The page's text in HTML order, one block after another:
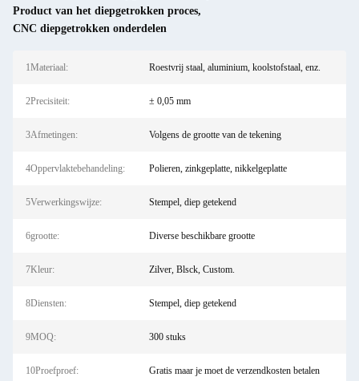
Product van het diepgetrokken proces,
CNC diepgetrokken onderdelen
1Materiaal: Roestvrij staal, aluminium, koolstofstaal, enz.
2Precisiteit: ± 0,05 mm
3Afmetingen: Volgens de grootte van de tekening
4Oppervlaktebehandeling: Polieren, zinkgeplatte, nikkelgeplatte
5Verwerkingswijze: Stempel, diep getekend
6grootte: Diverse beschikbare grootte
7Kleur: Zilver, Blsck, Custom.
8Diensten: Stempel, diep getekend
9MOQ: 300 stuks
10Proefproef: Gratis maar je moet de verzendkosten betalen